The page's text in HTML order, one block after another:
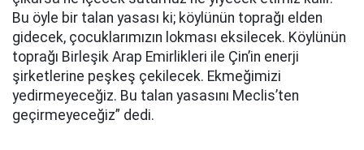
Bu öyle bir talan yasası ki; köylünün toprağı elden
gidecek, çocuklarımızın lokması eksilecek. Köylünün
toprağı Birleşik Arap Emirlikleri ile Çin’in enerji
şirketlerine peşkeş çekilecek. Ekmeğimizi
yedirmeyeceğiz. Bu talan yasasını Meclis’ten
geçirmeyeceğiz” dedi.